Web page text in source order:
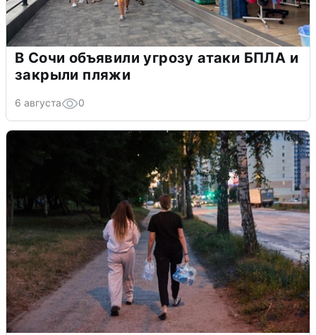
В Сочи объявили угрозу атаки БПЛА и
закрыли пляжи
6 августа 0